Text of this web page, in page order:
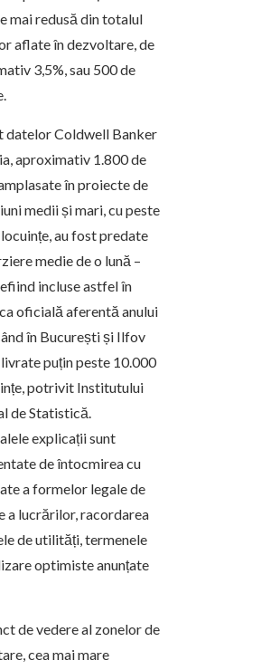
mai redusă din totalul
aflate în dezvoltare, de
3,5%, sau 500 de
datelor Coldwell Banker
aproximativ 1.800 de
în proiecte de
medii și mari, cu peste
au fost predate
medie de o lună –
incluse astfel în
oficială aferentă anului
în București și Ilfov
puțin peste 10.000
potrivit Institutului
de Statistică.
explicații sunt
de întocmirea cu
a formelor legale de
a lucrărilor, racordarea
de utilități, termenele
optimiste anunțate
de vedere al zonelor de
cea mai mare